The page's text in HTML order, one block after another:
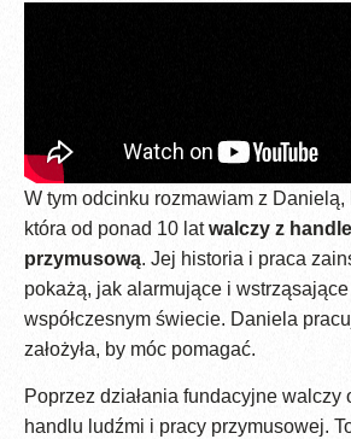
W tym odcinku rozmawiam z Danielą,
która od ponad 10 latwalczy z
przymusową. Jej historia i praca
pokażą, jak alarmujące i
współczesnym świecie. Daniela
założyła, by móc pomagać.
Poprzez działania fundacyjne walczy
handlu ludźmi i pracy przymusowej.